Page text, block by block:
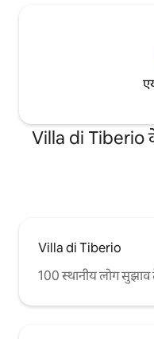
Villa di Tiberio
Villa di Tiberio
100 स्थानीय लोग सुझाव